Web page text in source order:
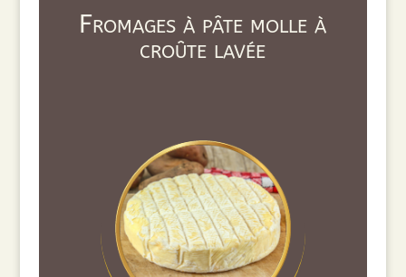
Fromages à pâte molle à
croûte lavée